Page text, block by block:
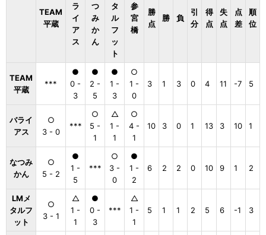
TEAM
平蔵
ラ
イ
ア
ス
つ
み
か
ん
タ
ル
フ
ッ
ト
参
宮
橋
勝
点
勝 負
引
分
得
点
失
点
点
差
順
位
TEAM
平蔵
***
●
0 -
3
●
2 -
5
●
1 -
3
○
1 -
0
3 1 3 0 4 11 -7 5
バライ
アス
○
3 - 0
***
○
5 -
1
△
1 -
1
○
4 -
1
10 3 0 1 13 3 10 1
なつみ
かん
○
5 - 2
●
1 -
5
***
○
3 -
0
●
1 -
2
6 2 2 0 10 9 1 2
LMメ
タルフ
ット
○
3 - 1
△
1 -
1
●
0 -
3
***
△
1 -
1
5 1 1 2 5 6 -1 3